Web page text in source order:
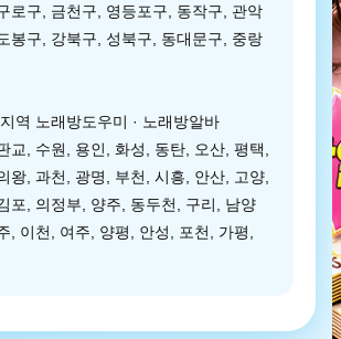
로구, 금천구, 영등포구, 동작구, 관악
봉구, 강북구, 성북구, 동대문구, 중랑
역 노래방도우미 · 노래방알바
교, 수원, 용인, 화성, 동탄, 오산, 평택,
왕, 과천, 광명, 부천, 시흥, 안산, 고양,
포, 의정부, 양주, 동두천, 구리, 남양
, 이천, 여주, 양평, 안성, 포천, 가평,